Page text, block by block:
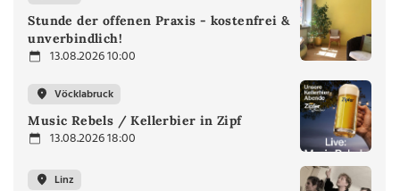
Stunde der offenen Praxis - kostenfrei &
unverbindlich!
13.08.2026 10:00
Vöcklabruck
Music Rebels / Kellerbier in Zipf
13.08.2026 18:00
Linz